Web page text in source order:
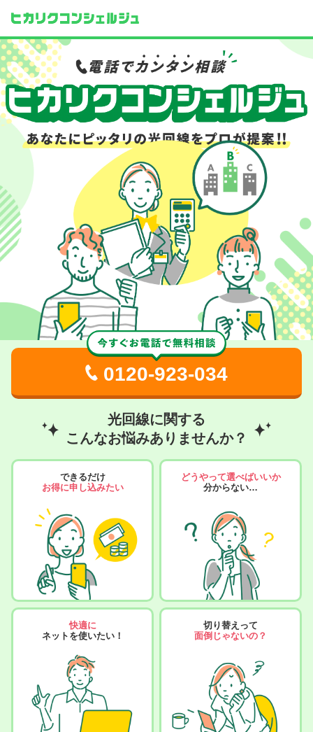
0120-923-034
光回線に関する
こんなお悩みありませんか？
できるだけ
お得に申し込みたい
どうやって選べばいいか
分からない…
快適に
ネットを使いたい！
切り替えって
面倒じゃないの？